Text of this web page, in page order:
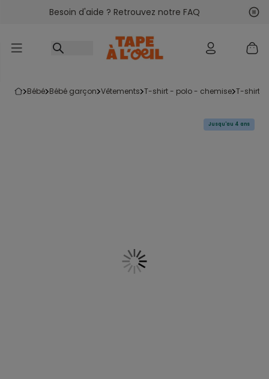
Accéder au contenu
Besoin d'aide ? Retrouvez notre FAQ
bébé bébé garçon vêtements t-shirt - polo - chemise t-shirt
Jusqu'au 4 ans